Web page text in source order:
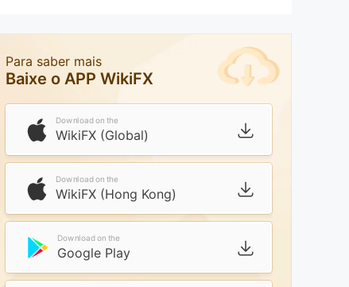
Para saber mais
Baixe o APP WikiFX
Download on the
WikiFX (Global)
Download on the
WikiFX (Hong Kong)
Download on the
Google Play